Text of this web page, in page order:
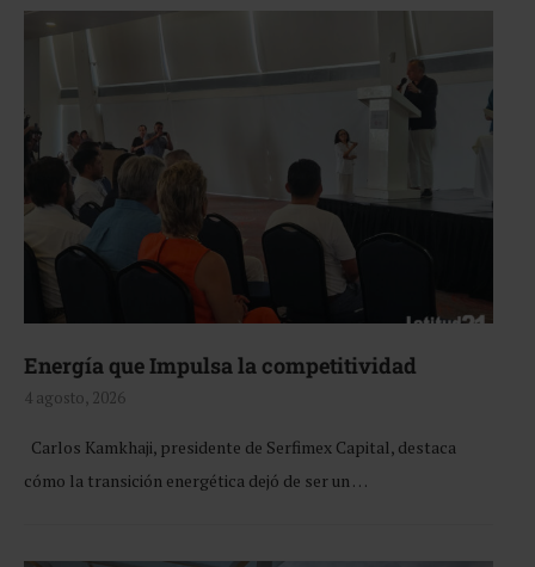
Energía que Impulsa la competitividad
4 agosto, 2026
Carlos Kamkhaji, presidente de Serfimex Capital, destaca
cómo la transición energética dejó de ser un …